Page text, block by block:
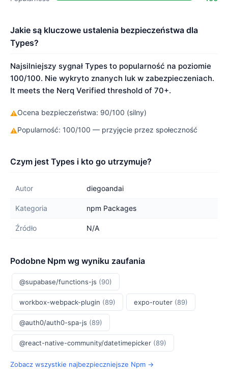
Jakie są kluczowe ustalenia bezpieczeństwa dla
Types?
Najsilniejszy sygnał Types to popularność na poziomie
100/100. Nie wykryto znanych luk w zabezpieczeniach.
It meets the Nerq Verified threshold of 70+.
⚠Ocena bezpieczeństwa: 90/100 (silny)
⚠Popularność: 100/100 — przyjęcie przez społeczność
Czym jest Types i kto go utrzymuje?
Autor diegoandai
Kategoria npm Packages
Źródło N/A
Podobne Npm wg wyniku zaufania
@supabase/functions-js (90)
workbox-webpack-plugin (89) expo-router (89)
@auth0/auth0-spa-js (89)
@react-native-community/datetimepicker (89)
Zobacz wszystkie najbezpieczniejsze Npm →